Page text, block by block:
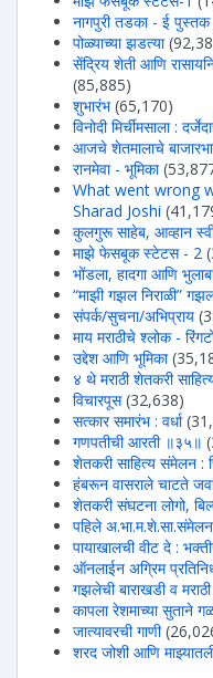
नागपुरी तडका - ई पुस्तक
पोळ्याच्या झडत्या
सेंद्रिय शेती आणि
(85,885)
शुभारंभ (65,170)
विनोदी मिर्चीमसाला :
आजचे शेतमालाचे
रानमेवा - भूमिका
What went wrong
Sharad Joshi
कुलगुरू साहेब, आव्हान
माझे फेसबूक स्टेटस - 2
भोंडला, हादगा आणि
“माझी गझल निराळी”
संपर्क/सुचना/अभिप्राय
माय मराठीचे श्लोक -
उद्देश आणि भूमिका
४ थे मराठी शेतकरी
विचारपूस (32,638)
सत्कार समारंभ : वर्धा
गणपतीची आरती ॥३५॥
शेतकरी साहित्य संमेलन :
हंबरून वासराले चाटते
शेतकरी संघटना लोगो,
पहिले अ.भा.म.शे.सा.संमेलन,
पायाखालची वीट दे :
ऑनलाईन अग्रिम
गझलेची बाराखडी व मराठी
कापला रेशमाच्या सुताने
जात्यावरची गाणी
शरद जोशी आणि माझ्यातली